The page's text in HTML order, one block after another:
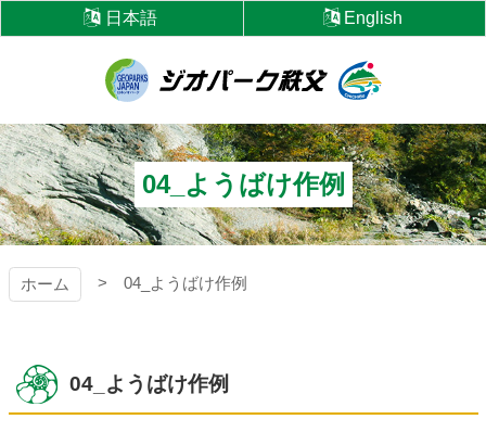
ン
本
文
へ
ス
キ
ッ
プ
日本語 English
ジオパーク秩父
04_ようばけ作例
ホーム 04_ようばけ作例
04_ようばけ作例